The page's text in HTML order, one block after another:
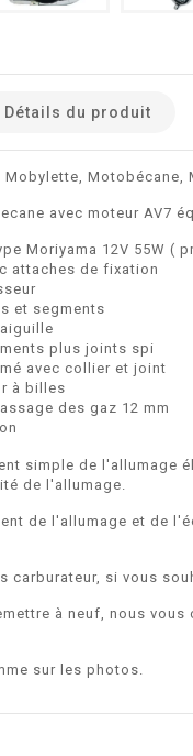
Détails du produit
Motobécane,
avec moteur AV7
Moriyama 12V 55W (
attaches de fixation
et segments
plus joints spi
avec collier et joint
à billes
des gaz 12 mm
simple de l'allumage
de l'allumage.
de l'allumage et de
carburateur, si vous
à neuf, nous
sur les photos.